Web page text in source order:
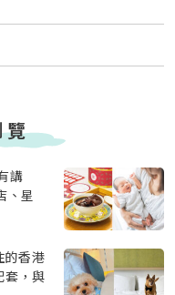
覽
講
、星
的香港
套，與